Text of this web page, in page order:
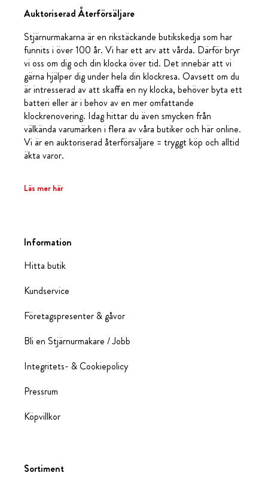
Auktoriserad Återförsäljare
Stjärnurmakarna är en rikstäckande butikskedja som har
funnits i över 100 år. Vi har ett arv att vårda. Därför bryr
vi oss om dig och din klocka över tid. Det innebär att vi
gärna hjälper dig under hela din klockresa. Oavsett om du
är intresserad av att skaffa en ny klocka, behöver byta ett
batteri eller är i behov av en mer omfattande
klockrenovering. Idag hittar du även smycken från
välkända varumärken i flera av våra butiker och här online.
Vi är en auktoriserad återförsäljare = tryggt köp och alltid
äkta varor.
Läs mer här
Information
Hitta butik
Kundservice
Företagspresenter & gåvor
Bli en Stjärnurmakare / Jobb
Integritets- & Cookiepolicy
Pressrum
Köpvillkor
Sortiment